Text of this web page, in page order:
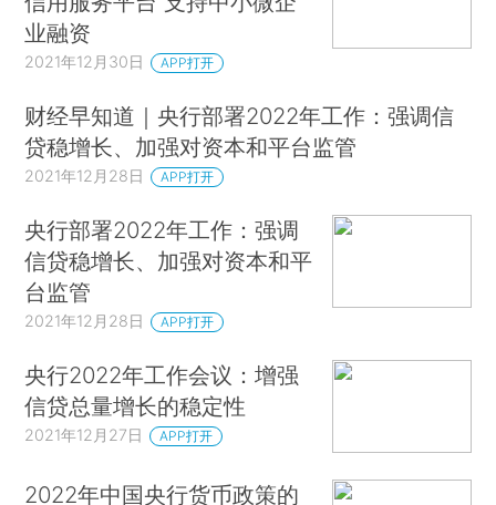
业融资
2021年12月30日 APP打开
财经早知道｜央行部署2022年工作：强调信
贷稳增长、加强对资本和平台监管
2021年12月28日 APP打开
央行部署2022年工作：强调
信贷稳增长、加强对资本和平
台监管
2021年12月28日 APP打开
央行2022年工作会议：增强
信贷总量增长的稳定性
2021年12月27日 APP打开
2022年中国央行货币政策的